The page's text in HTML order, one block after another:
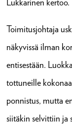
Lukkarinen kertoo.
Toimitusjohtaja
näkyvissä ilman
entisestään.
tottuneille
ponnistus, mutta
siitäkin selvittiin ja